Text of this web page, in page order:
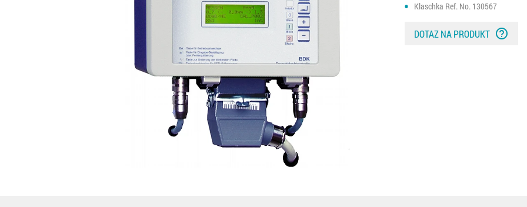
Klaschka Ref. No. 130567
DOTAZ NA PRODUKT help_outline